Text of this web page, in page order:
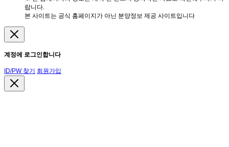
랍니다.
본 사이트는 공식 홈페이지가 아닌 분양정보 제공 사이트입니다
계정에 로그인합니다
ID/PW 찾기 회원가입